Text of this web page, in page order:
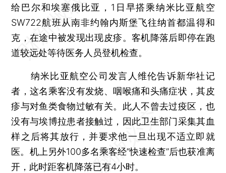
给巴尔和埃塞俄比亚，1日早搭乘纳米比亚航空
SW722航班从南非约翰内斯堡飞往纳首都温得和
克，在途中被发现出现皮疹。客机降落后即停在跑
道较远处等待医务人员登机检查。
纳米比亚航空公司发言人维伦告诉新华社记
者，这名乘客没有发烧、咽喉痛和头痛症状，其皮
疹与对鱼类食物过敏有关。此人不曾去过疫区，也
没有与埃博拉患者接触过，因此卫生部门采集其血
样之后将其放行，并要求他一旦出现不适立即就
医。机上另外100多名乘客经“快速检查”后也获准离
开，此时距客机降落已有4小时。